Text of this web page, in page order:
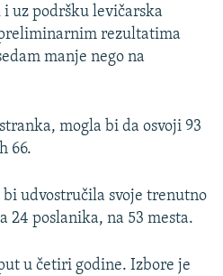
uz podršku levičarska
rezultatima
manje nego na
mogla bi da osvoji 93
66.
udvostručila svoje trenutno
24 poslanika, na 53 mesta.
u četiri godine. Izbore je